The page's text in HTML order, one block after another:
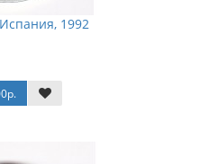
1992